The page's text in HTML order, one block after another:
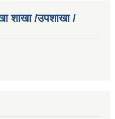
शाखा /उपशाखा /